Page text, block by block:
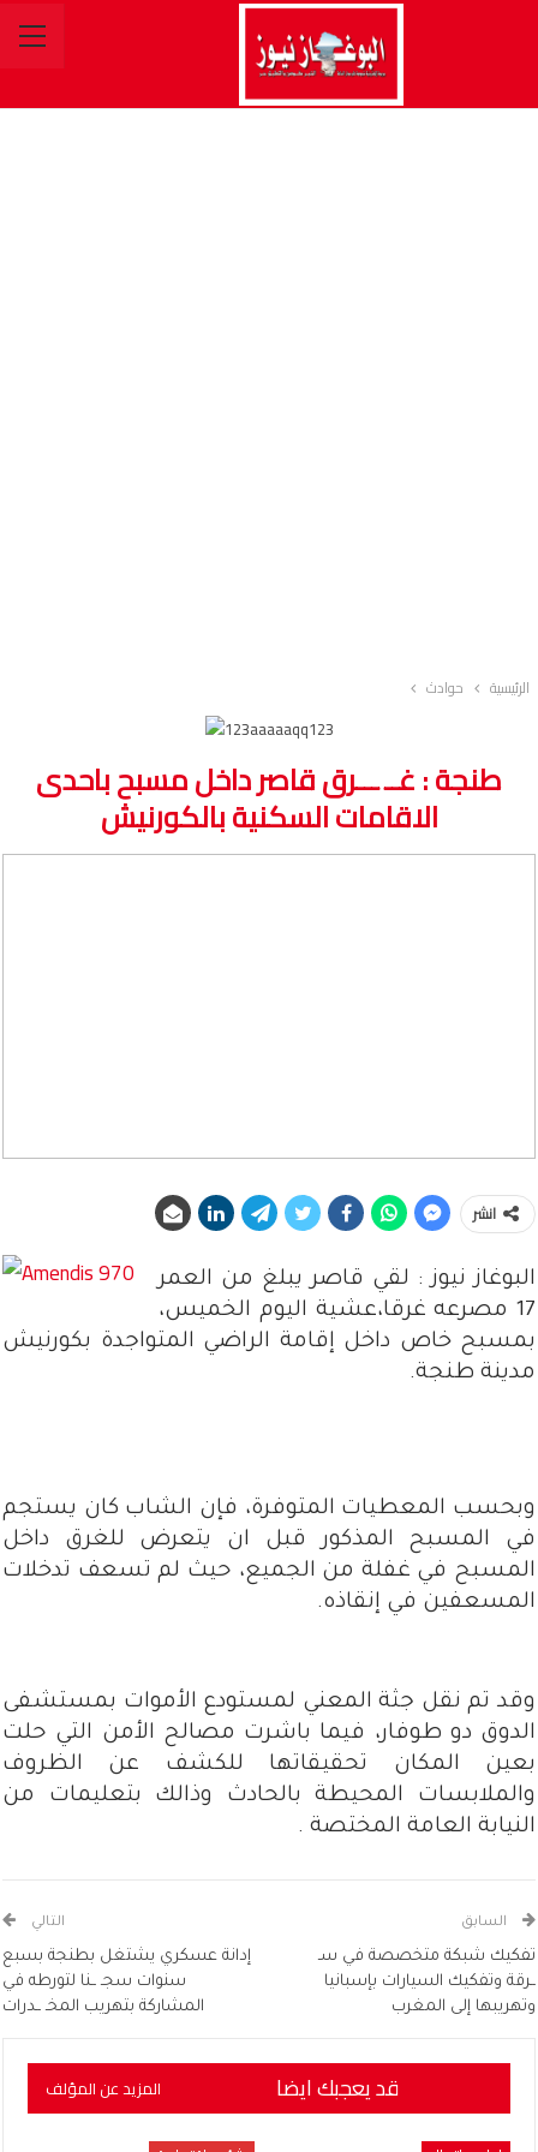
الرئيسية حوادث
طنجة : غــ ـــرق قاصر داخل مسبح باحدى
الاقامات السكنية بالكورنيش
انشر
البوغاز نيوز : لقي قاصر يبلغ من العمر
17 مصرعه غرقا،عشية اليوم الخميس،
بمسبح خاص داخل إقامة الراضي المتواجدة بكورنيش
مدينة طنجة.
وبحسب المعطيات المتوفرة، فإن الشاب كان يستجم
في المسبح المذكور قبل ان يتعرض للغرق داخل
المسبح في غفلة من الجميع، حيث لم تسعف تدخلات
المسعفين في إنقاذه.
وقد تم نقل جثة المعني لمستودع الأموات بمستشفى
الدوق دو طوفار، فيما باشرت مصالح الأمن التي حلت
بعين المكان تحقيقاتها للكشف عن الظروف
والملابسات المحيطة بالحادث وذالك بتعليمات من
النيابة العامة المختصة .
السابق
تفكيك شبكة متخصصة في سـ
ــرقة وتفكيك السيارات بإسبانيا
وتهريبها إلى المغرب
التالي
إدانة عسكري يشتغل بطنجة بسبع
سنوات سجـ ــنا لتورطه في
المشاركة بتهريب المخـ ــدرات
قد يعجبك ايضا المزيد عن المؤلف